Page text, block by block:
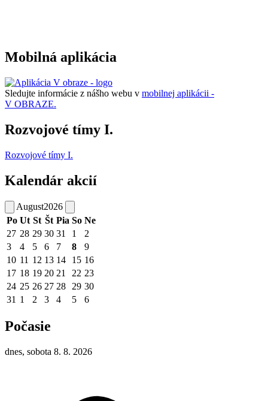
Mobilná aplikácia
Sledujte informácie z nášho webu v mobilnej aplikácii -
V OBRAZE.
Rozvojové tímy I.
Rozvojové tímy I.
Kalendár akcií
August2026
Po Ut St Št Pia So Ne
27 28 29 30 31 1
2
3
4 5 6 7 8
9
10 11 12 13 14 15 16
17 18 19 20 21 22 23
24 25 26 27 28 29 30
31 1 2 3 4 5 6
Počasie
dnes, sobota 8. 8. 2026